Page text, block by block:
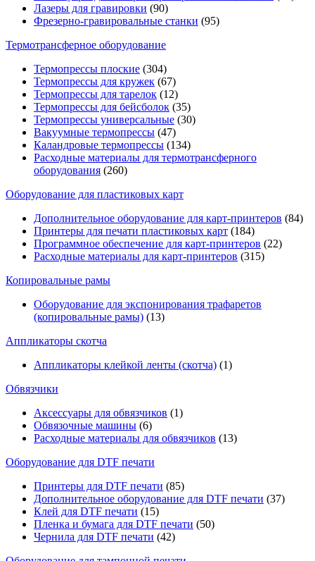
Лазеры для гравировки (90)
Фрезерно-гравировальные станки (95)
Термотрансферное оборудование
Термопрессы плоские (304)
Термопрессы для кружек (67)
Термопрессы для тарелок (12)
Термопрессы для бейсболок (35)
Термопрессы универсальные (30)
Вакуумные термопрессы (47)
Каландровые термопрессы (134)
Расходные материалы для термотрансферного
оборудования (260)
Оборудование для пластиковых карт
Дополнительное оборудование для карт-принтеров (84)
Принтеры для печати пластиковых карт (184)
Программное обеспечение для карт-принтеров (22)
Расходные материалы для карт-принтеров (315)
Копировальные рамы
Оборудование для экспонирования трафаретов
(копировальные рамы) (13)
Аппликаторы скотча
Аппликаторы клейкой ленты (скотча) (1)
Обвязчики
Аксессуары для обвязчиков (1)
Обвязочные машины (6)
Расходные материалы для обвязчиков (13)
Оборудование для DTF печати
Принтеры для DTF печати (85)
Дополнительное оборудование для DTF печати (37)
Клей для DTF печати (15)
Пленка и бумага для DTF печати (50)
Чернила для DTF печати (42)